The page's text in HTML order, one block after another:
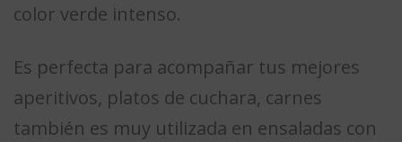
color verde intenso.
Es perfecta para acompañar tus mejores
aperitivos, platos de cuchara, carnes
también es muy utilizada en ensaladas con